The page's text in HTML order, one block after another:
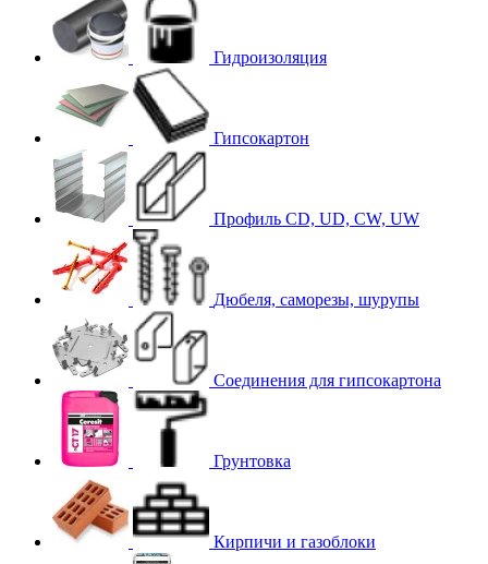
Гидроизоляция
Гипсокартон
Профиль CD, UD, CW, UW
Дюбеля, саморезы, шурупы
Соединения для гипcокартона
Грунтовка
Кирпичи и газоблоки